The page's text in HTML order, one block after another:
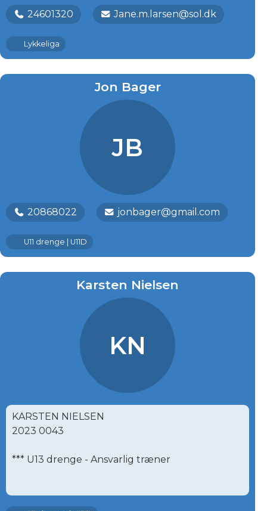
24601320 Jane.m.larsen@sol.dk
Lykkeliga
Jon Bager
JB
20868022 jonbager@gmail.com
U11 drenge | U11D
Karsten Nielsen
KN
KARSTEN NIELSEN
2023 0043
*** U13 drenge - Ansvarlig træner